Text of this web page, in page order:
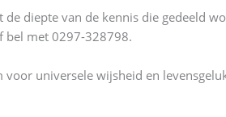
diepte van de kennis die gedeeld
bel met 0297-328798.
universele wijsheid en